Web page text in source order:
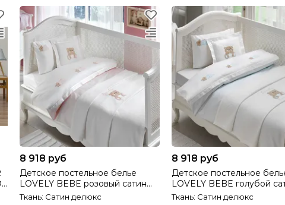
8 918 руб
Детское постельное белье
LOVELY BEBE розовый сатин
делюкс TIVOLYO HOME Турция
Ткань: Сатин делюкс
8 918 руб
Детское постельное
LOVELY BEBE голубой
делюкс TIVOLYO HOME
Ткань: Сатин делюкс